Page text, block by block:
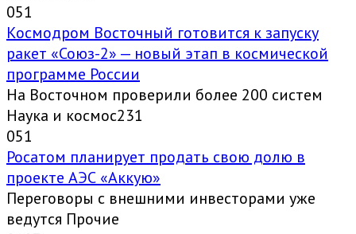
051
Космодром Восточный готовится к запуску
ракет «Союз-2» — новый этап в космической
программе России
На Восточном проверили более 200 систем
Наука и космос231
051
Росатом планирует продать свою долю в
проекте АЭС «Аккую»
Переговоры с внешними инвесторами уже
ведутся Прочие